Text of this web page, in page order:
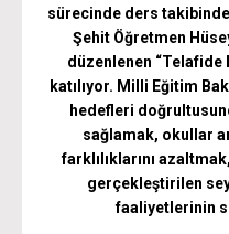
sürecinde ders
Şehit Öğretmen
düzenlenen “Telafide
katılıyor. Milli Eğitim
hedefleri
sağlamak, okullar
farklılıklarını
gerçekleştirilen
faaliyetlerinin